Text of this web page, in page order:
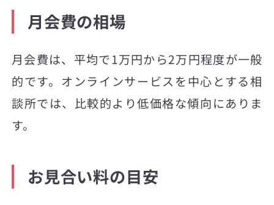
月会費の相場
月会費は、平均で1万円から2万円程度が一般
的です。オンラインサービスを中心とする相
談所では、比較的より低価格な傾向にありま
す。
お見合い料の目安